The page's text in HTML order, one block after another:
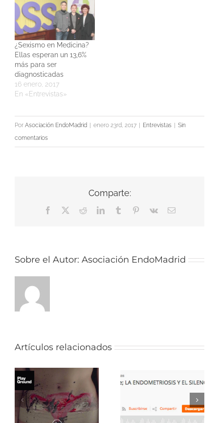
¿Sexismo en Medicina?
Ellas esperan un 13,6%
más para ser
diagnosticadas
16 enero, 2017
En «Entrevistas»
Por Asociación EndoMadrid | enero 23rd, 2017 | Entrevistas | Sin
comentarios
Comparte:
Facebook RedditLinkedInTumblr Pinterest
Vk
Correo
Sobre el Autor: Asociación EndoMadrid
Artículos relacionados
La
endometriosis
y el silencio de
Endometriosis:
cuando la
sexualidad